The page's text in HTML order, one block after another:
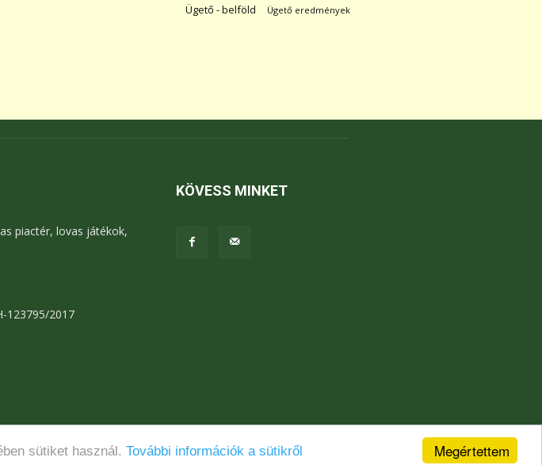
Megértettem
sütiket használ. További információk a sütikről
Ügető - belföld Ügető eredmények
piactér, lovas játékok,
123795/2017
KÖVESS MINKET
Adatkezelési tájékoztató Jogi nyilatkozat Kapcsolat